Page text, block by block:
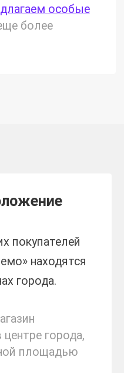
особые
более
покупателей
находятся
города.
города,
площадью